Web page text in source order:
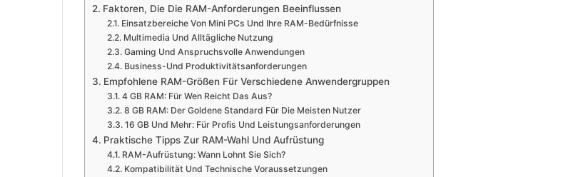
Faktoren, Die Die RAM-Anforderungen Beeinflussen
Einsatzbereiche Von Mini PCs Und Ihre RAM-Bedürfnisse
Multimedia Und Alltägliche Nutzung
Gaming Und Anspruchsvolle Anwendungen
Business-Und Produktivitätsanforderungen
Empfohlene RAM-Größen Für Verschiedene Anwendergruppen
4 GB RAM: Für Wen Reicht Das Aus?
8 GB RAM: Der Goldene Standard Für Die Meisten Nutzer
16 GB Und Mehr: Für Profis Und Leistungsanforderungen
Praktische Tipps Zur RAM-Wahl Und Aufrüstung
RAM-Aufrüstung: Wann Lohnt Sie Sich?
Kompatibilität Und Technische Voraussetzungen